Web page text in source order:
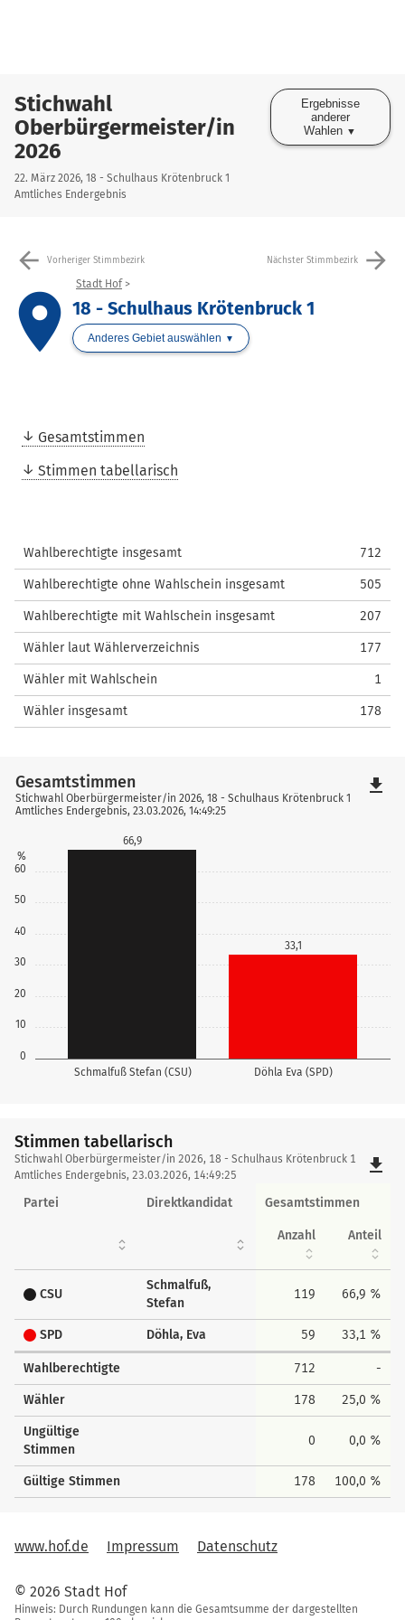
Stichwahl
Oberbürgermeister/in
2026
22. März 2026, 18 - Schulhaus Krötenbruck 1
Amtliches Endergebnis
Ergebnisse
anderer
Wahlen
arrow_back Vorheriger Stimmbezirk Nächster Stimmbezirk arrow_forward
place
Stadt Hof
18 - Schulhaus Krötenbruck 1
Anderes Gebiet auswählen
Gesamtstimmen
Stimmen tabellarisch
Wahlberechtigte insgesamt 712
Wahlberechtigte ohne Wahlschein insgesamt 505
Wahlberechtigte mit Wahlschein insgesamt 207
Wähler laut Wählerverzeichnis 177
Wähler mit Wahlschein 1
Wähler insgesamt 178
0
10
20
30
40
50
60
%
Schmalfuß Stefan (CSU) Döhla Eva (SPD)
66,9
33,1
Gesamtstimmen
Stichwahl Oberbürgermeister/in 2026, 18 - Schulhaus Krötenbruck 1
Amtliches Endergebnis, 23.03.2026, 14:49:25
file_download
Stimmen tabellarisch
Stimmen
tabellarisch
Stichwahl Oberbürgermeister/in 2026, 18 - Schulhaus Krötenbruck 1
Amtliches Endergebnis, 23.03.2026, 14:49:25
file_download
Partei Direktkandidat Gesamtstimmen
Anzahl Anteil
CSU
Schmalfuß,
Stefan
119 66,9 %
SPD Döhla, Eva 59 33,1 %
Wahlberechtigte 712 -
Wähler 178 25,0 %
Ungültige
Stimmen
0 0,0 %
Gültige Stimmen 178 100,0 %
www.hof.de Impressum Datenschutz
© 2026 Stadt Hof
Hinweis: Durch Rundungen kann die Gesamtsumme der dargestellten